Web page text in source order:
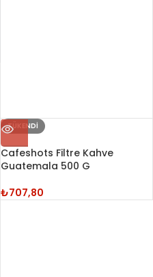
TÜKENDI
Cafeshots Filtre Kahve
Guatemala 500 G
₺707,80